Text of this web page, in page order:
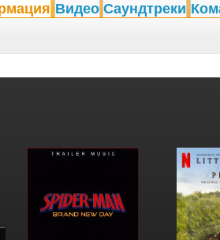
Видео Саундтреки